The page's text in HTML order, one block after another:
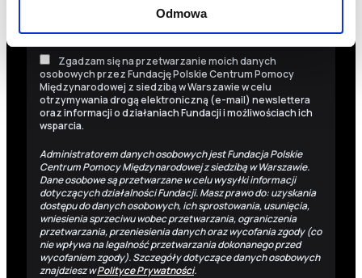
Odmowa
Zgadzam się na przetwarzanie moich danych
osobowych przez Fundację Polskie Centrum Pomocy
Międzynarodowej z siedzibą w Warszawie w celu
otrzymywania drogą elektroniczną (e-mail) newslettera
oraz informacji o działaniach Fundacji i możliwościach ich
wsparcia.
Administratorem danych osobowych jest Fundacja Polskie
Centrum Pomocy Międzynarodowej z siedzibą w Warszawie.
Dane osobowe są przetwarzane w celu wysyłki informacji
dotyczących działalności Fundacji. Masz prawo do: uzyskania
dostępu do danych osobowych, ich sprostowania, usunięcia,
wniesienia sprzeciwu wobec przetwarzania, ograniczenia
przetwarzania, przeniesienia danych oraz wycofania zgody (co
nie wpływa na legalność przetwarzania dokonanego przed
wycofaniem zgody). Szczegóły dotyczące danych osobowych
znajdziesz wPolityce Prywatności.